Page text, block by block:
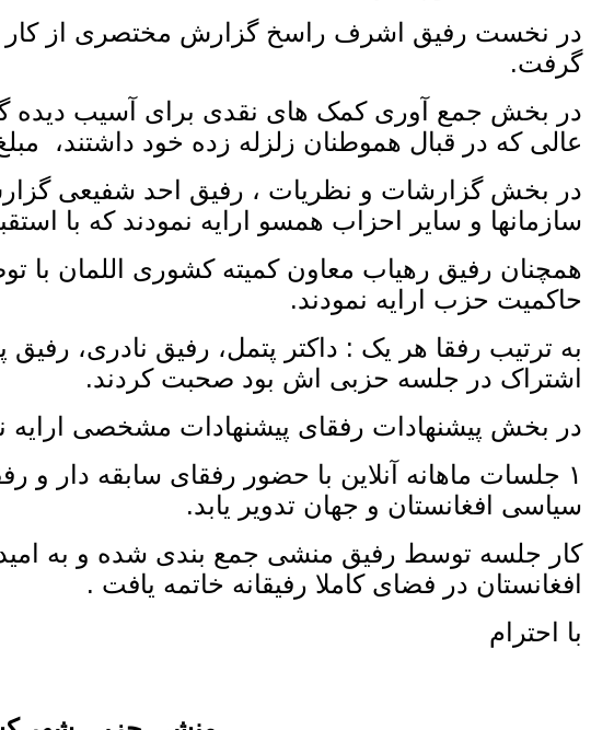
در نخست رفیق اشرف راسخ گزارش مختصری از کار و
گرفت.
در بخش جمع آوری کمک های نقدی برای آسیب دیده
عالی که در قبال هموطنان زلزله زده خود داشتند،
در بخش گزارشات و نظریات ، رفیق احد شفیعی
سازمانها و سایر احزاب همسو ارایه نمودند که با
همچنان رفیق رهیاب معاون کمیته کشوری اللمان با
حاکمیت حزب ارایه نمودند.
به ترتیب رفقا هر یک : داکتر پتمل، رفیق نادری،
اشتراک در جلسه حزبی اش بود صحبت کردند.
در بخش پیشنهادات رفقای پیشنهادات مشخصی ارایه
۱ جلسات ماهانه آنلاین با حضور رفقای سابقه
سیاسی افغانستان و جهان تدویر یابد.
کار جلسه توسط رفیق منشی جمع بندی شده و به
افغانستان در فضای کاملا رفیقانه خاتمه یافت .
با احترام